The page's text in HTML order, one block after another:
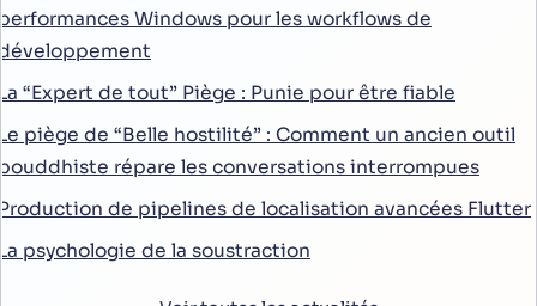
Windows pour les workflows de
“Expert de tout” Piège : Punie pour être fiable
piège de “Belle hostilité” : Comment un ancien outil
répare les conversations interrompues
de pipelines de localisation avancées Flutter
psychologie de la soustraction